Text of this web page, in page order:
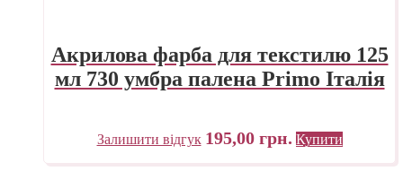
Акрилова фарба для текстилю 125
мл 730 умбра палена Primo Італія
Залишити відгук 195,00 грн. Купити